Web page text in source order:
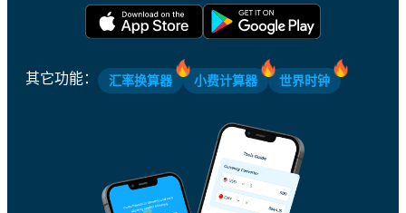
其它功能： 汇率换算器 小费计算器 世界时钟